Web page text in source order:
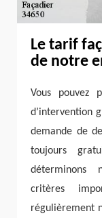
Le tarif
de notre
Vous pouvez
d’intervention
demande de
toujours
déterminons
critères
régulièrement